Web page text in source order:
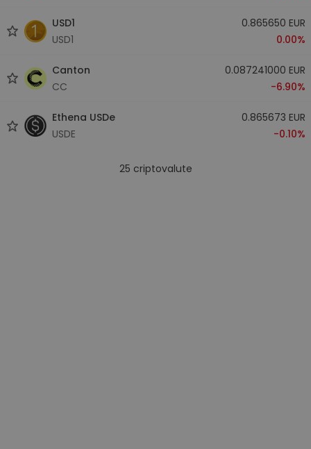
USD1
USD1
0.865650 EUR
0.00%
Canton
CC
0.087241000 EUR
-6.90%
Ethena USDe
USDE
0.865673 EUR
-0.10%
25 criptovalute